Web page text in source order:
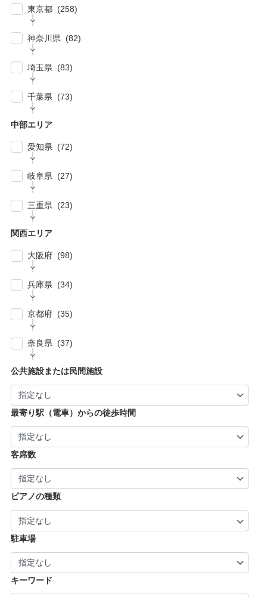
東京都 (258)
| … 新宿区・渋谷区 (39)
| … 品川区・大田区 (10)
| … 目黒区・世田谷区 (21)
| … 中野区・杉並区 (13)
| … 北区・台東区・足立区・荒川区 (24)
| … 八王子市・武蔵野市・三鷹市・日野市・西
福生市・あきる野市・羽村市 (8)
神奈川県 (82)
| … 横浜市 (44)
| … 相模原市・茅ヶ崎市・平塚市 (5)
| … 厚木市・小田原市・町田市・大和市・海老
埼玉県 (83)
| … 春日部市・富士見市・ふじみ野市 (4)
| … 比企郡・入間郡・入間市・秩父市・秩父
| … 川口市・越谷市・川越市 (14)
| … 朝霞市・上尾市・志木市 (6)
千葉県 (73)
| … 千葉市・船橋市・松戸市 (21)
| … 浦安市・市原市・八千代市・佐倉市 (14)
| … 野田市・成田市・木更津市・茂原市・我孫
中部エリア
愛知県 (72)
| … 名古屋市 (27)
| … 稲沢市/・尾張旭市・瀬戸市・日進市 (10)
| … 豊明市・東海市・大府市・刈谷市 (7)
| … 知立市・安城市・豊田市・岡崎市 (12)
岐阜県 (27)
| … 岐阜市・大垣市 (10)
川市 (5)
三重県 (23)
| … 津市・四日市市 (9)
| … 鈴鹿市・松阪市・桑名市 (8)
| … 伊勢市・志摩市 (3)
関西エリア
大阪府 (98)
| … 大阪市 ・堺市 (61)
| … 豊中市・吹田市 ・高槻市・茨木市 (15)
| … 八尾市・寝屋川市・岸和田市・守口市 (5)
河内長野市 (3)
兵庫県 (34)
| … 神戸市・芦屋市 (15)
| … 姫路市・明石市・伊丹市 (8)
| … 加古川市・川西市 (4)
京都府 (35)
| … 京都市・宇治市 (16)
市・京丹後市 (6)
| … 福知山市・城陽市・京田辺市・木津川市 (9)
| … 長岡京市・亀岡市・舞鶴市 (4)
奈良県 (37)
| … 奈良市・橿原市・生駒市・生駒郡 (21)
| … 葛城市・平群町・王寺町・大和高田市 (6)
| … 御所市・五條市・宇陀市 (3)
公共施設または民間施設
最寄り駅（電車）からの徒歩時間
客席数
ピアノの種類
駐車場
キーワード